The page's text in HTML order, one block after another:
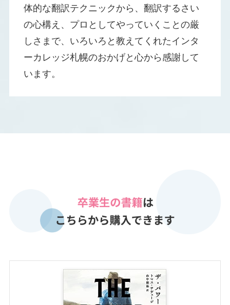
体的な翻訳テクニックから、翻訳するさい
の心構え、プロとしてやっていくことの厳
しさまで、いろいろと教えてくれたインタ
ーカレッジ札幌のおかげと心から感謝して
います。